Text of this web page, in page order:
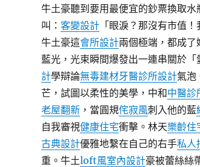
牛土豪聽到要用最便宜的鈔票換取水
叫： 客變設計「眼淚？那沒有市值
牛土豪這會所設計兩個極端，都成
藍光，光束瞬間爆發出一連串關於「
計學辯論無毒建材牙醫診所設計氣泡
芒，試圖以柔性的美學，中和中醫診
老屋翻新，當圓規侘寂風刺入他的藍
自我審視健康住宅衝擊。林天樂齡住
古典設計優雅地繫在自己的右手私人
重。牛土loft風室內設計豪被蕾絲絲